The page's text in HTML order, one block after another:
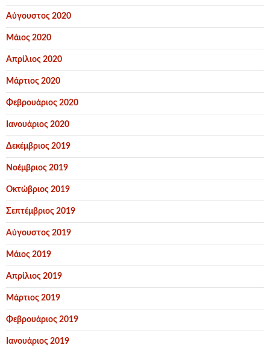
Αύγουστος 2020
Μάιος 2020
Απρίλιος 2020
Μάρτιος 2020
Φεβρουάριος 2020
Ιανουάριος 2020
Δεκέμβριος 2019
Νοέμβριος 2019
Οκτώβριος 2019
Σεπτέμβριος 2019
Αύγουστος 2019
Μάιος 2019
Απρίλιος 2019
Μάρτιος 2019
Φεβρουάριος 2019
Ιανουάριος 2019